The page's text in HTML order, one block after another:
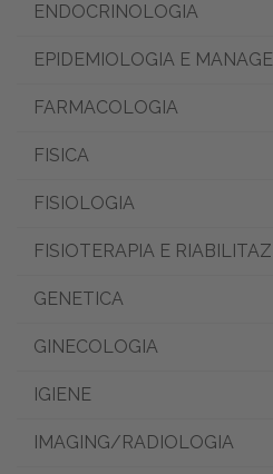
ENDOCRINOLOGIA
EPIDEMIOLOGIA E
FARMACOLOGIA
FISICA
FISIOLOGIA
FISIOTERAPIA E
GENETICA
GINECOLOGIA
IGIENE
IMAGING/RADIOLOGIA